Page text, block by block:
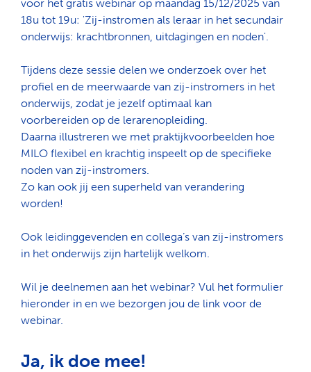
voor het gratiswebinar op maandag 15/12/2025 van
18u tot 19u: 'Zij-instromen als leraar in het secundair
onderwijs: krachtbronnen uitdagingen en noden'.
Tijdens deze sessie delen weonderzoek over het
profiel en de meerwaarde vanzij-instromers in het
onderwijs ,zodat je jezelf optimaal kan
voorbereiden op de lerarenopleiding
Daarna illustreren we met praktijkvoorbeelden hoe
MILOflexibel en krachtig inspeelt op de specifieke
noden vanzij-instromers
Zo kan ook jij een superheld vanverandering
worden!
Ook leidinggevenden en collega’s vanzij-instromers
in hetonderwijs zijn hartelijk welkom
Wil jedeelnemen aan hetwebinar?Vul hetformulier
hieronder inen we bezorgen jou de linkvoor de
webinar.
Ja, ik doe mee!